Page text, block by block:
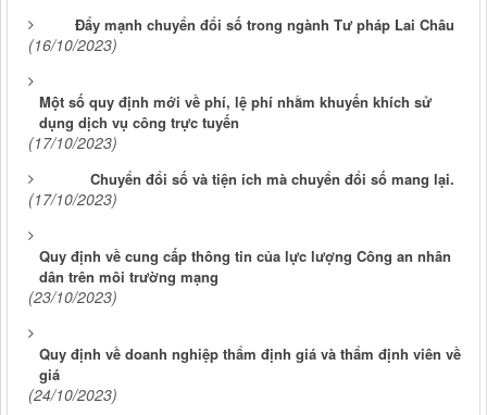
Đẩy mạnh chuyển đổi số trong ngành Tư pháp Lai Châu
(16/10/2023)
Một số quy định mới về phí, lệ phí nhằm khuyến khích sử
dụng dịch vụ công trực tuyến
(17/10/2023)
Chuyển đổi số và tiện ích mà chuyển đổi số mang lại.
(17/10/2023)
Quy định về cung cấp thông tin của lực lượng Công an nhân
dân trên môi trường mạng
(23/10/2023)
Quy định về doanh nghiệp thẩm định giá và thẩm định viên về
giá
(24/10/2023)